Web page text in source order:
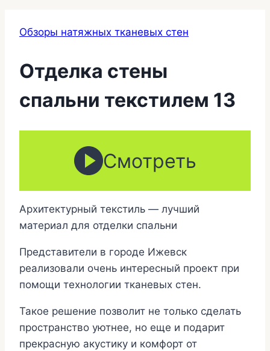
Обзоры натяжных тканевых стен
Отделка стены
спальни текстилем 13
Cмотреть
Архитектурный текстиль — лучший
материал для отделки спальни
Представители в городе Ижевск
реализовали очень интересный проект при
помощи технологии тканевых стен.
Такое решение позволит не только сделать
пространство уютнее, но еще и подарит
прекрасную акустику и комфорт от